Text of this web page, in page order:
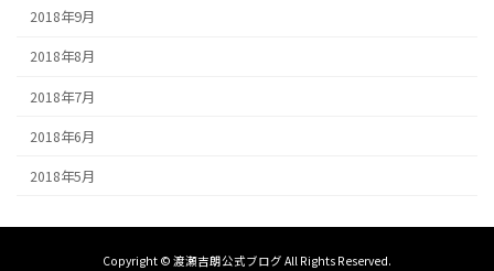
2018年9月
2018年8月
2018年7月
2018年6月
2018年5月
Copyright © 渡瀬吉朗公式ブログ All Rights Reserved.